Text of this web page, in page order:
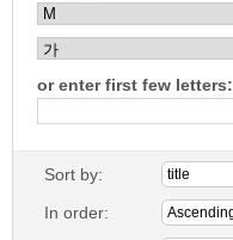
or enter first few letters:
Sort by:
In order: